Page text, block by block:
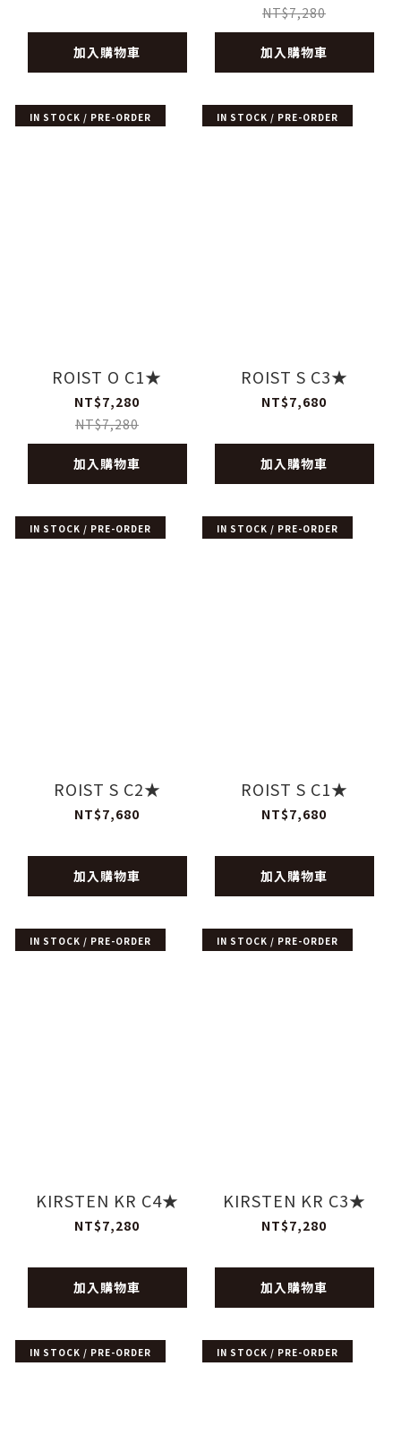
加入購物車
NT$7,280
加入購物車
IN STOCK / PRE-ORDER
ROIST O C1★
NT$7,280
NT$7,280
加入購物車
IN STOCK / PRE-ORDER
ROIST S C3★
NT$7,680
加入購物車
IN STOCK / PRE-ORDER
ROIST S C2★
NT$7,680
加入購物車
IN STOCK / PRE-ORDER
ROIST S C1★
NT$7,680
加入購物車
IN STOCK / PRE-ORDER
KIRSTEN KR C4★
NT$7,280
加入購物車
IN STOCK / PRE-ORDER
KIRSTEN KR C3★
NT$7,280
加入購物車
IN STOCK / PRE-ORDER IN STOCK / PRE-ORDER